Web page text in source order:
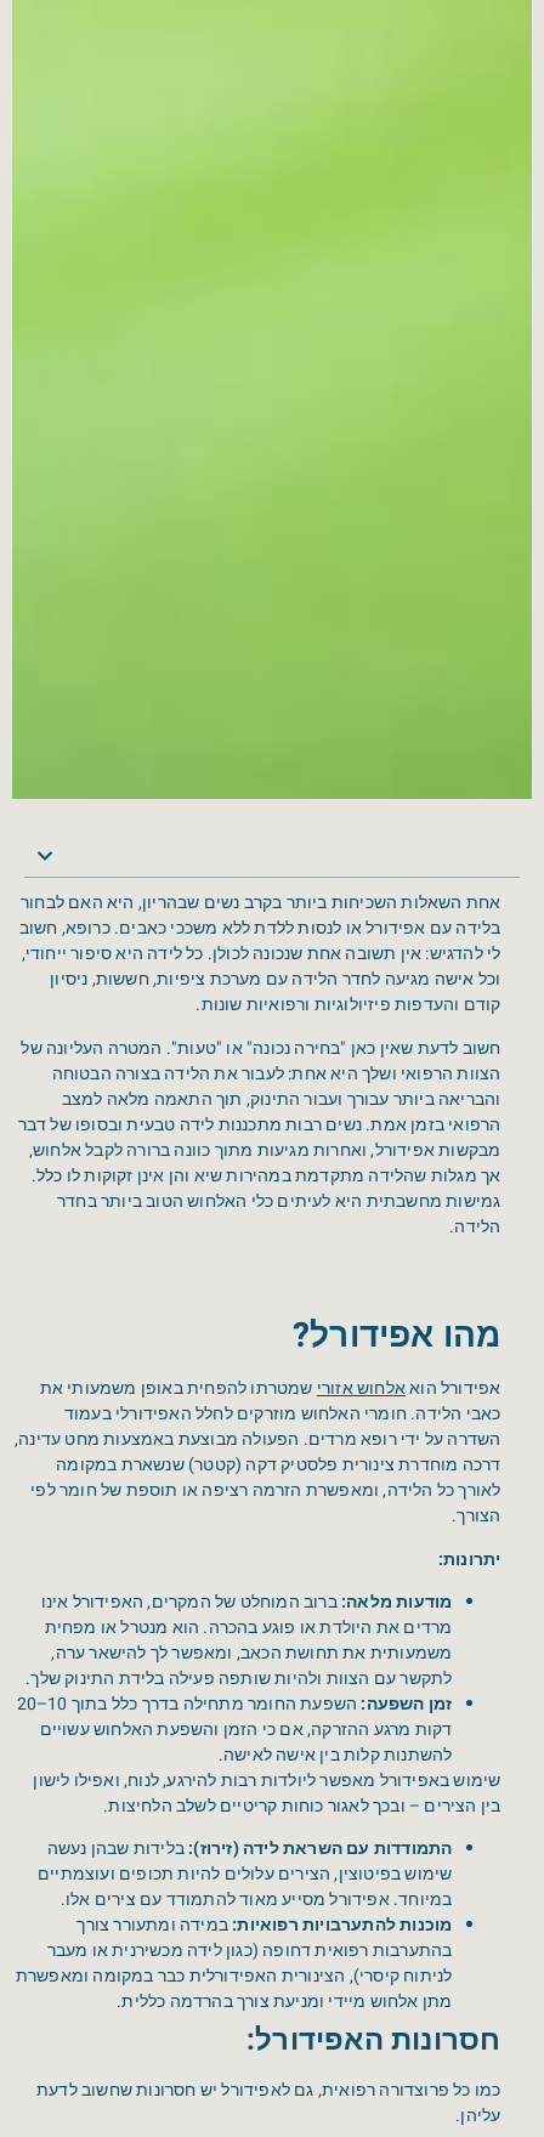
אחת השאלות השכיחות ביותר בקרב נשים שבהריון, היא האם לבחור
בלידה עם אפידורל או לנסות ללדת ללא משככי כאבים. כרופא, חשוב
לי להדגיש: אין תשובה אחת שנכונה לכולן. כל לידה היא סיפור ייחודי,
וכל אישה מגיעה לחדר הלידה עם מערכת ציפיות, חששות, ניסיון
קודם והעדפות פיזיולוגיות ורפואיות שונות.
חשוב לדעת שאין כאן "בחירה נכונה" או "טעות". המטרה העליונה של
הצוות הרפואי ושלך היא אחת: לעבור את הלידה בצורה הבטוחה
והבריאה ביותר עבורך ועבור התינוק, תוך התאמה מלאה למצב
הרפואי בזמן אמת. נשים רבות מתכננות לידה טבעית ובסופו של דבר
מבקשות אפידורל, ואחרות מגיעות מתוך כוונה ברורה לקבל אלחוש,
אך מגלות שהלידה מתקדמת במהירות שיא והן אינן זקוקות לו כלל.
גמישות מחשבתית היא לעיתים כלי האלחוש הטוב ביותר בחדר
הלידה.
מהו אפידורל?
אפידורל הואאלחוש אזורישמטרתו להפחית באופן משמעותי את
כאבי הלידה. חומרי האלחוש מוזרקים לחלל האפידורלי בעמוד
השדרה על ידי רופא מרדים. הפעולה מבוצעת באמצעות מחט עדינה,
דרכה מוחדרת צינורית פלסטיק דקה (קטטר) שנשארת במקומה
לאורך כל הלידה, ומאפשרת הזרמה רציפה או תוספת של חומר לפי
הצורך.
יתרונות:
מודעות מלאה:ברוב המוחלט של המקרים, האפידורל אינו
מרדים את היולדת או פוגע בהכרה. הוא מנטרל או מפחית
משמעותית את תחושת הכאב, ומאפשר לך להישאר ערה,
לתקשר עם הצוות ולהיות שותפה פעילה בלידת התינוק שלך.
זמן השפעה:
השפעת החומר מתחילה בדרך כלל בתוך 10–20
דקות מרגע ההזרקה, אם כי הזמן והשפעת האלחוש עשויים
להשתנות קלות בין אישה לאישה.
שימוש באפידורל מאפשר ליולדות רבות להירגע, לנוח, ואפילו לישון
בין הצירים – ובכך לאגור כוחות קריטיים לשלב הלחיצות.
התמודדות עם השראת לידה (זירוז):בלידות שבהן נעשה
שימוש בפיטוצין, הצירים עלולים להיות תכופים ועוצמתיים
במיוחד. אפידורל מסייע מאוד להתמודד עם צירים אלו.
מוכנות להתערבויות רפואיות:במידה ומתעורר צורך
בהתערבות רפואית דחופה (כגון לידה מכשירנית או מעבר
לניתוח קיסרי), הצינורית האפידורלית כבר במקומה ומאפשרת
מתן אלחוש מיידי ומניעת צורך בהרדמה כללית.
חסרונות האפידורל:
כמו כל פרוצדורה רפואית, גם לאפידורל יש חסרונות שחשוב לדעת
עליהן.